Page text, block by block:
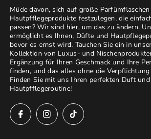
Müde davon, sich auf große
Hautpfflegeprodukte festzulegen, die
passen? Wir sind hier, um das zu ändern.
ermöglicht es Ihnen, Düfte und
bevor es ernst wird. Tauchen Sie ein in
Kollektion von Luxus- und
Ergänzung für Ihren Geschmack und Ihre
finden, und das alles ohne die
Finden Sie mit uns Ihren perfekten Duft
Hautpfflegeroutine!